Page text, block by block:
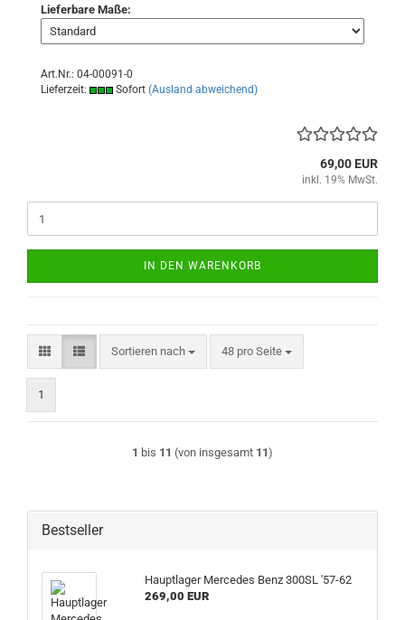
Lieferbare Maße:
Art.Nr.: 04-00091-0
Lieferzeit:
Sofort (Ausland abweichend)
69,00 EUR
inkl. 19% MwSt.
IN DEN WARENKORB
Sortieren nach
Sortieren nach 48 pro Seite
pro Seite
1
1 bis 11 (von insgesamt 11)
Bestseller
Hauptlager Mercedes Benz 300SL '57-62
269,00 EUR